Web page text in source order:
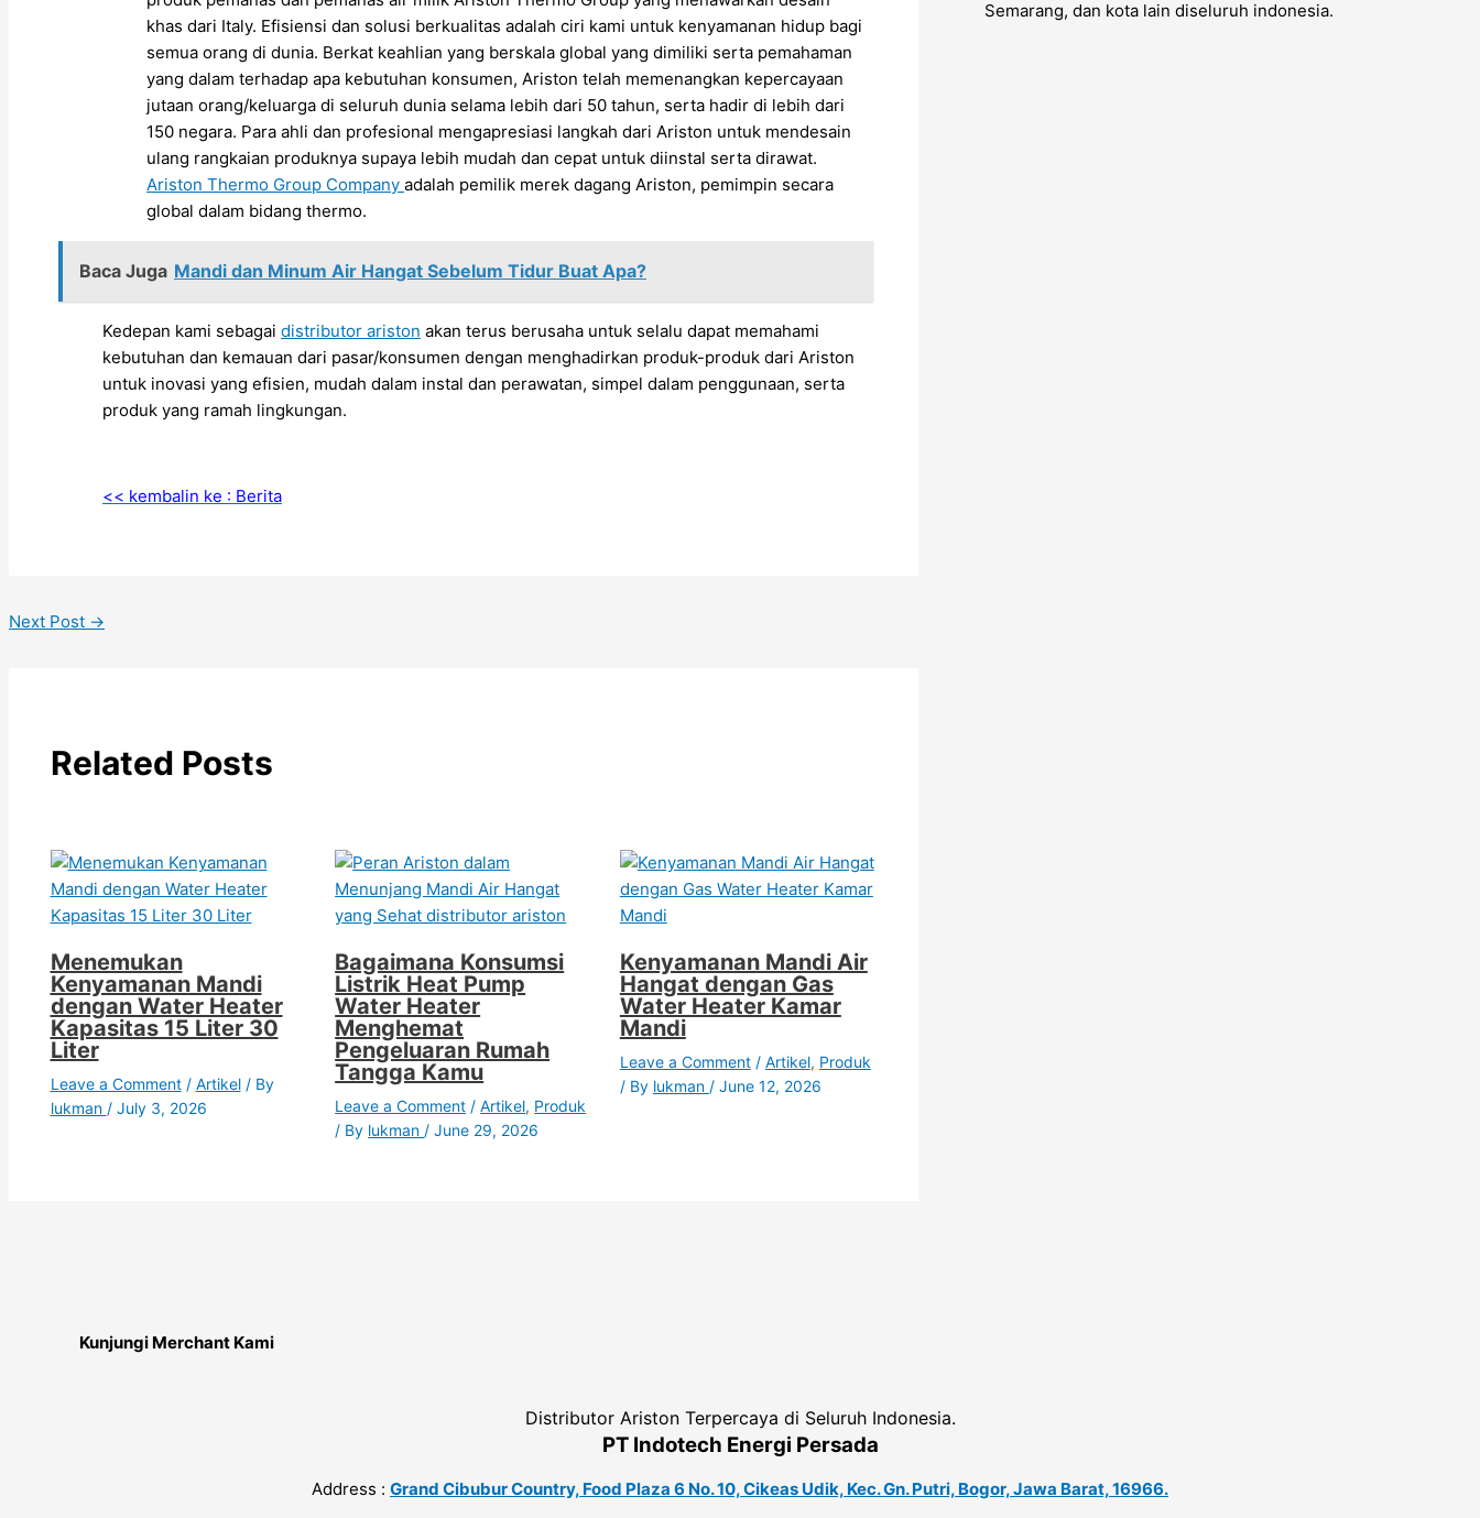
khas dari Italy. Efisiensi dan solusi berkualitas adalah ciri kami untuk kenyamanan hidup bagi
semua orang di dunia. Berkat keahlian yang berskala global yang dimiliki serta pemahaman
yang dalam terhadap apa kebutuhan konsumen, Ariston telah memenangkan kepercayaan
jutaan orang/keluarga di seluruh dunia selama lebih dari 50 tahun, serta hadir di lebih dari
150 negara. Para ahli dan profesional mengapresiasi langkah dari Ariston untuk mendesain
ulang rangkaian produknya supaya lebih mudah dan cepat untuk diinstal serta dirawat.
Ariston Thermo Group Company adalah pemilik merek dagang Ariston, pemimpin secara
global dalam bidang thermo.
Baca Juga Mandi dan Minum Air Hangat Sebelum Tidur Buat Apa?
Kedepan kami sebagai distributor ariston akan terus berusaha untuk selalu dapat memahami
kebutuhan dan kemauan dari pasar/konsumen dengan menghadirkan produk-produk dari Ariston
untuk inovasi yang efisien, mudah dalam instal dan perawatan, simpel dalam penggunaan, serta
produk yang ramah lingkungan.
<< kembalin ke : Berita
Next Post →
Related Posts
Menemukan
Kenyamanan Mandi
dengan Water Heater
Kapasitas 15 Liter 30
Liter
Leave a Comment / Artikel/ By
lukman / July 3, 2026
Bagaimana Konsumsi
Listrik Heat Pump
Water Heater
Menghemat
Pengeluaran Rumah
Tangga Kamu
Leave a Comment /Artikel, Produk
/ By lukman /June 29, 2026
Kenyamanan Mandi Air
Hangat dengan Gas
Water Heater Kamar
Mandi
Leave a Comment / Artikel, Produk
/ By lukman / June 12, 2026
Semarang, dan kota lain diseluruh indonesia.
Kunjungi Merchant Kami
Distributor Ariston Terpercaya di Seluruh Indonesia.
PT Indotech Energi Persada
Address : Grand Cibubur Country, Food Plaza 6 No. 10, Cikeas Udik, Kec. Gn. Putri, Bogor, Jawa Barat, 16966.